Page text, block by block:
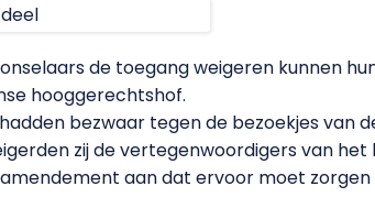
deel
de toegang weigeren kunnen
hooggerechtshof.
bezwaar tegen de bezoekjes van
zij de vertegenwoordigers van
aan dat ervoor moet